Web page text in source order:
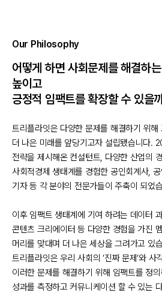
Our Philosophy
어떻게 하면 사회문제를 해결하
높이고
긍정적 임팩트를 확장할 수 있을
트리플라잇은 다양한 문제를 해결하기 위해
더 나은 미래를 앞당기고자 설립됐습니다.
전략을 제시해온 컨설턴트, 다양한 산업의
사회적경제 생태계를 경험한 공인회계사,
기자 등 각 분야의 전문가들이 주축이 되었
이후 임팩트 생태계에 기여 하려는 데이터
콘텐츠 크리에이터 등 다양한 경험을 가진
머리를 맞대며 더 나은 세상을 그려가고 있
트리플라잇은 우리 사회의 ‘진짜 문제’와 사
이러한 문제를 해결하기 위해 임팩트를 정
성과를 측정하고 커뮤니케이션 할 수 있는